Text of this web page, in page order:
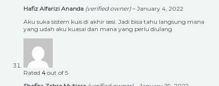
Hafiz Alfarizi Ananda (verified owner) – January 4, 2022
Aku suka sistem kuis di akhir sesi. Jadi bisa tahu langsung mana
yang udah aku kuasai dan mana yang perlu diulang.
Rated 4 out of 5